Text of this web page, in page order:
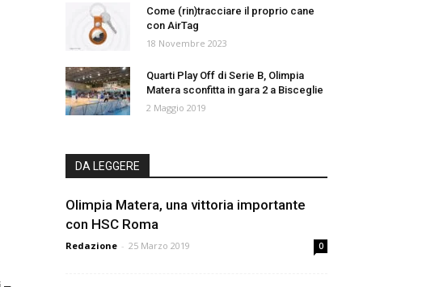
Come (rin)tracciare il proprio cane
con AirTag
18 Novembre 2023
Quarti Play Off di Serie B, Olimpia
Matera sconfitta in gara 2 a Bisceglie
2 Maggio 2019
DA LEGGERE
Olimpia Matera, una vittoria importante
con HSC Roma
Redazione - 25 Marzo 2019 0